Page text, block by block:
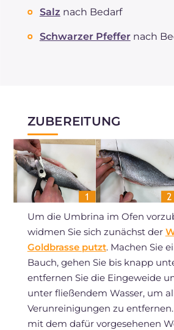
Salz nach Bedarf
Schwarzer Pfeffer nach
ZUBEREITUNG
Um die Umbrina im Ofen
widmen Sie sich zunächst der
Goldbrasse putzt. Machen Sie
Bauch, gehen Sie bis knapp
entfernen Sie die Eingeweide
unter fließendem Wasser, um
Verunreinigungen zu
mit dem dafür vorgesehenen